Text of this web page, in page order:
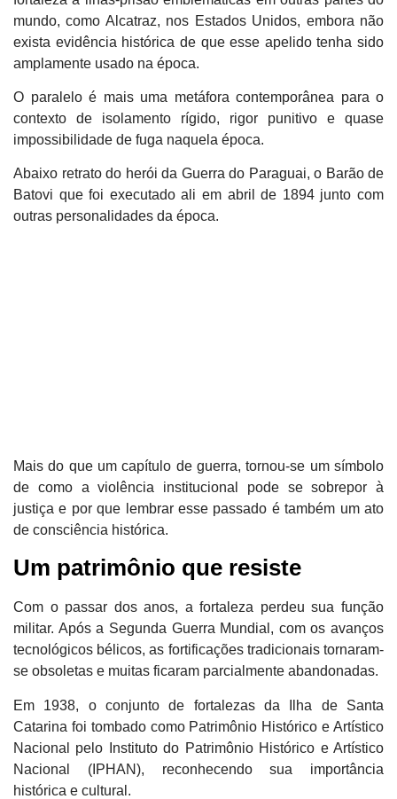
mundo, como Alcatraz, nos Estados Unidos, embora não
exista evidência histórica de que esse apelido tenha sido
amplamente usado na época.
O paralelo é mais uma metáfora contemporânea para o
contexto de isolamento rígido, rigor punitivo e quase
impossibilidade de fuga naquela época.
Abaixo retrato do herói da Guerra do Paraguai, o Barão de
Batovi que foi executado ali em abril de 1894 junto com
outras personalidades da época.
Mais do que um capítulo de guerra, tornou-se um símbolo
de como a violência institucional pode se sobrepor à
justiça e por que lembrar esse passado é também um ato
de consciência histórica.
Um patrimônio que resiste
Com o passar dos anos, a fortaleza perdeu sua função
militar. Após a Segunda Guerra Mundial, com os avanços
tecnológicos bélicos, as fortificações tradicionais tornaram-
se obsoletas e muitas ficaram parcialmente abandonadas.
Em 1938, o conjunto de fortalezas da Ilha de Santa
Catarina foi tombado como Patrimônio Histórico e Artístico
Nacional
pelo Instituto do Patrimônio Histórico e Artístico
Nacional (IPHAN), reconhecendo sua importância
histórica e cultural.